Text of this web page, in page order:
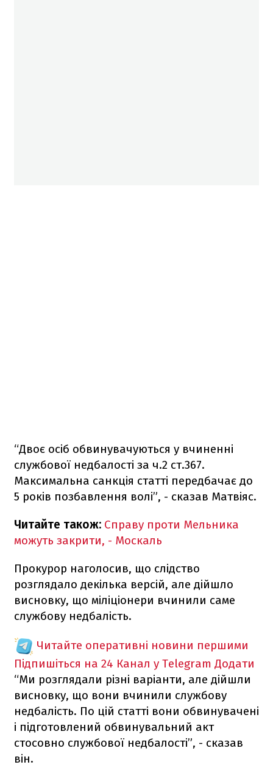
“Двоє осіб обвинувачуються у вчиненні
службової недбалості за ч.2 ст.367.
Максимальна санкція статті передбачає до
5 років позбавлення волі”, - сказав Матвіяс.
Читайте також: Справу проти Мельника
можуть закрити, - Москаль
Прокурор наголосив, що слідство
розглядало декілька версій, але дійшло
висновку, що міліціонери вчинили саме
службову недбалість.
Читайте оперативні новини першими
Підпишіться на 24 Канал у Telegram Додати
“Ми розглядали різні варіанти, але дійшли
висновку, що вони вчинили службову
недбалість. По цій статті вони обвинувачені
і підготовлений обвинувальний акт
стосовно службової недбалості”, - сказав
він.